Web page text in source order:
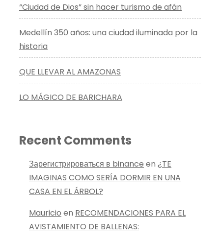
“Ciudad de Dios” sin hacer turismo de afán
Medellín 350 años: una ciudad iluminada por la
historia
QUE LLEVAR AL AMAZONAS
LO MÁGICO DE BARICHARA
Recent Comments
Зарегистрироваться в binance en ¿TE
IMAGINAS COMO SERÍA DORMIR EN UNA
CASA EN EL ÁRBOL?
Mauricio en RECOMENDACIONES PARA EL
AVISTAMIENTO DE BALLENAS: